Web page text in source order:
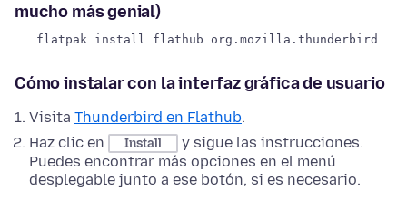
mucho más genial)
flatpak install flathub org.mozilla.thunderbird
Cómo instalar con la interfaz gráfica de usuario
Visita Thunderbird en Flathub.
Haz clic en
Install
y sigue las instrucciones.
Puedes encontrar más opciones en el menú
desplegable junto a ese botón, si es necesario.